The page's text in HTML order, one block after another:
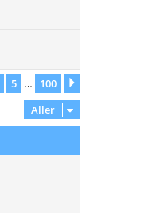
5 100
Aller